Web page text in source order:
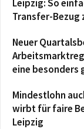
Leipzig: So
Transfer-Bezug
Neuer
eine besonders
Mindestlohn
wirbt für faire
Leipzig